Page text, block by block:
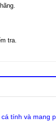
tra.
tính và mang